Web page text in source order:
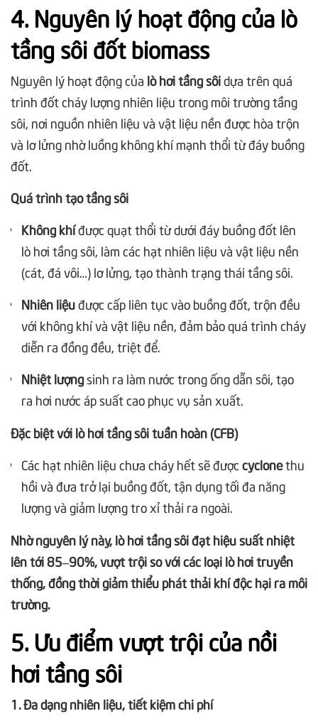
4. Nguyên lý hoạt động của lò
tầng sôi đốt biomass
Nguyên lý hoạt động của lò hơi tầng sôidựa trên quá
trình đốt cháy lượng nhiên liệu trong môi trường tầng
sôi, nơi nguồn nhiên liệu và vật liệu nền được hòa trộn
và lơ lửng nhờ luồng không khí mạnh thổi từ đáy buồng
đốt.
Quá trình tạo tầng sôi
Không khíđược quạt thổi từ dưới đáy buồng đốt lên
lò hơi tầng sôi, làm các hạt nhiên liệu và vật liệu nền
(cát, đá vôi…) lơ lửng, tạo thành trạng thái tầng sôi.
Nhiên liệuđược cấp liên tục vào buồng đốt, trộn đều
với không khí và vật liệu nền, đảm bảo quá trình cháy
diễn ra đồng đều, triệt để.
Nhiệt lượngsinh ra làm nước trong ống dẫn sôi, tạo
ra hơi nước áp suất cao phục vụ sản xuất.
Đặc biệt với lò hơi tầng sôi tuần hoàn (CFB)
Các hạt nhiên liệu chưa cháy hết sẽ được cyclonethu
hồi và đưa trở lại buồng đốt, tận dụng tối đa năng
lượng và giảm lượng tro xỉ thải ra ngoài.
Nhờ nguyên lý này, lò hơi tầng sôi đạt hiệu suất nhiệt
lên tới 85–90%, vượt trội so với các loại lò hơi truyền
thống, đồng thời giảm thiểu phát thải khí độc hại ra môi
trường.
5. Ưu điểm vượt trội của nồi
hơi tầng sôi
1. Đa dạng nhiên liệu, tiết kiệm chi phí